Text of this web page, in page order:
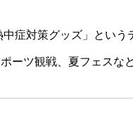
症対策グッズ」とい
ーツ観戦、夏フェスな